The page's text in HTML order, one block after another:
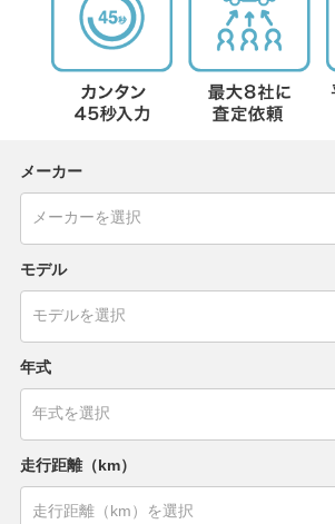
メーカー
モデル
年式
走行距離（km）